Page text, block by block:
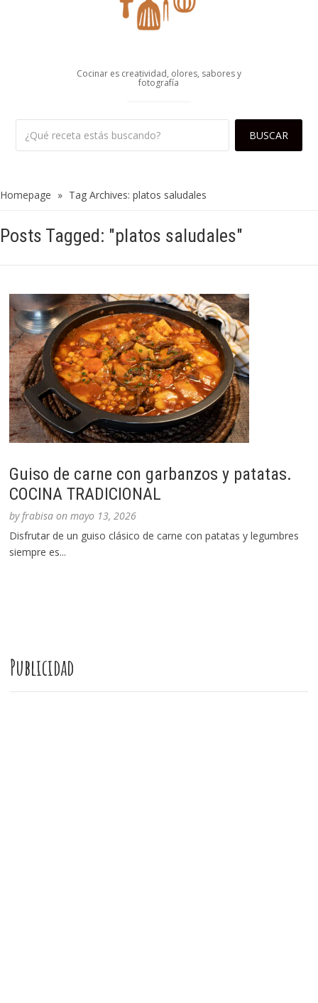
Cocinar es creatividad, olores, sabores y
fotografía
Homepage » Tag Archives: platos saludales
Posts Tagged: "platos saludales"
Guiso de carne con garbanzos y patatas.
COCINA TRADICIONAL
byfrabisa onmayo 13, 2026
Disfrutar de un guiso clásico de carne con patatas y legumbres
siempre es...
Publicidad